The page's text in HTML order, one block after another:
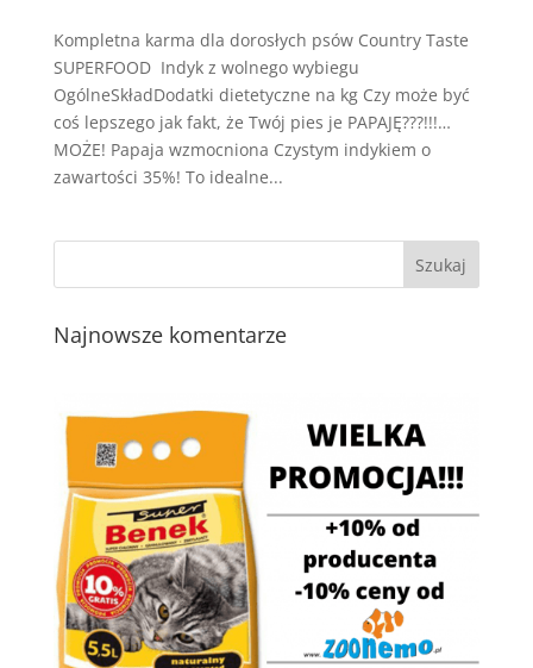
Kompletna karma dla dorosłych psów Country Taste
SUPERFOOD Indyk z wolnego wybiegu
OgólneSkładDodatki dietetyczne na kg Czy może być
coś lepszego jak fakt, że Twój pies je PAPAJĘ???!!!…
MOŻE! Papaja wzmocniona Czystym indykiem o
zawartości 35%! To idealne...
Najnowsze komentarze